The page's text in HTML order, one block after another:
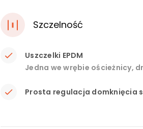
Szczelność
Uszczelki EPDM
Jedna we wrębie ościeżnicy,
Prosta regulacja domknięcia